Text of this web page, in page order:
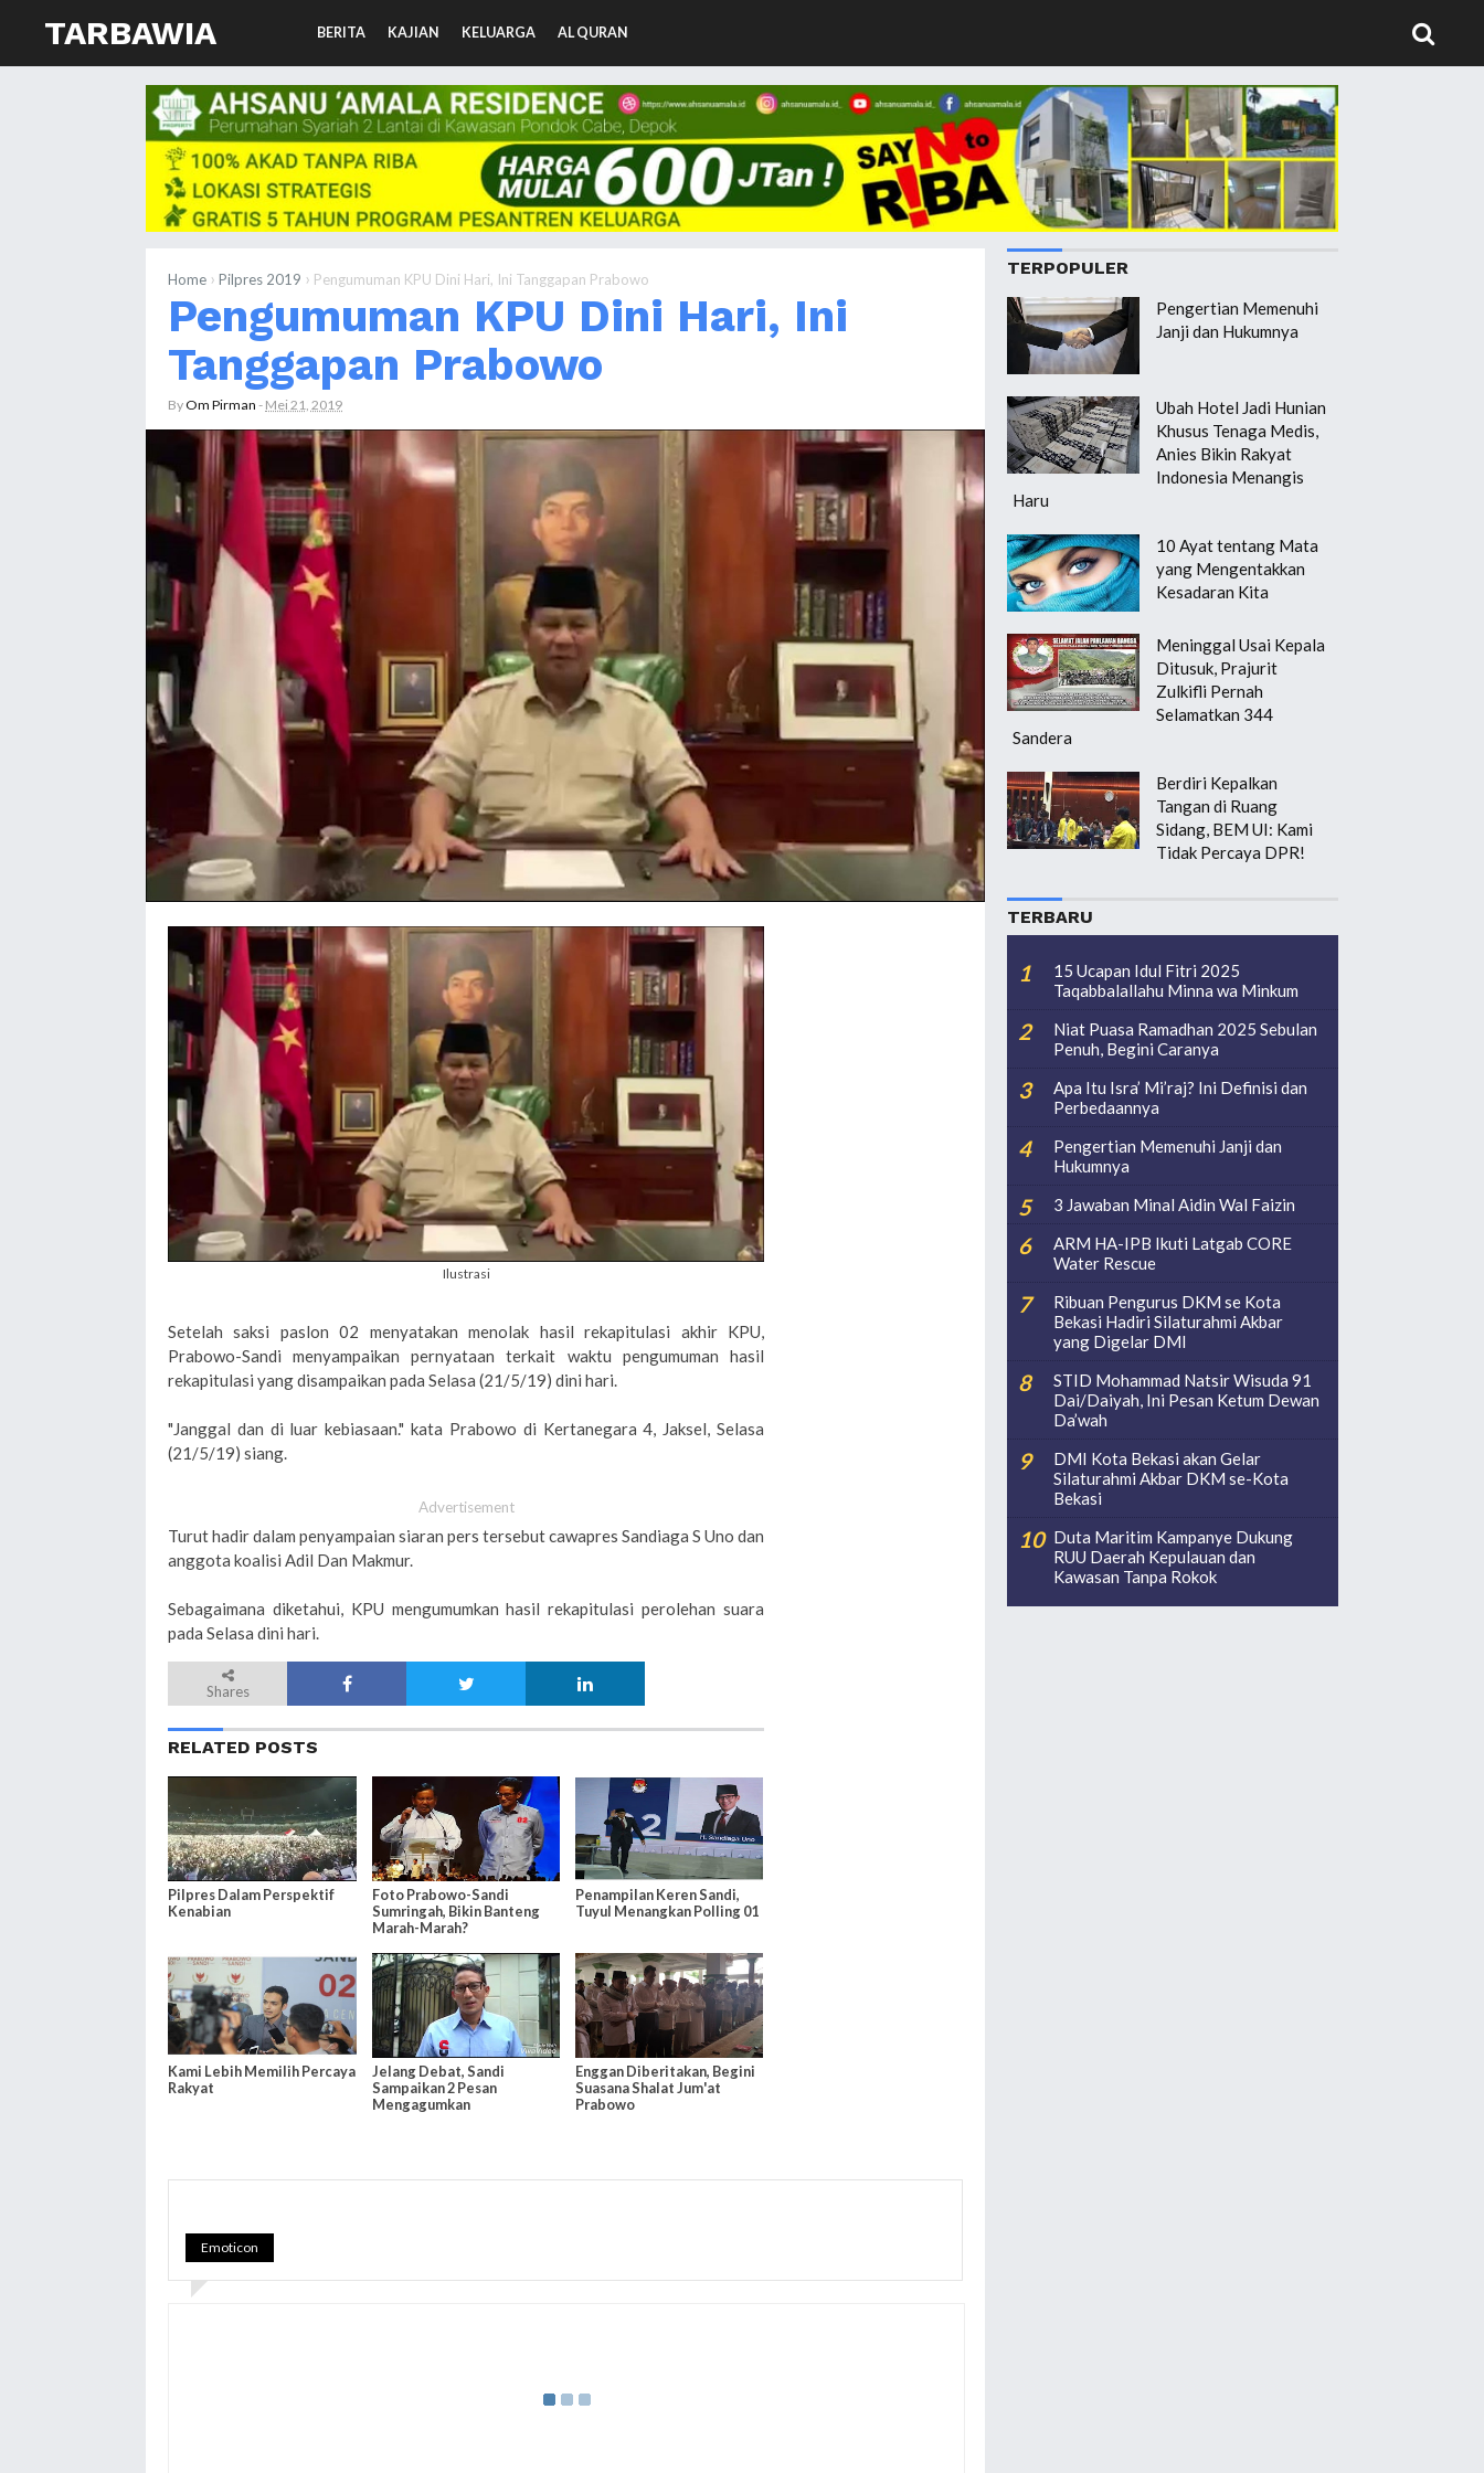
TARBAWIA BERITA KAJIAN KELUARGA AL QURAN
Home › Pilpres 2019 › Pengumuman KPU Dini Hari, Ini Tanggapan Prabowo
Pengumuman KPU Dini Hari, Ini
Tanggapan Prabowo
ByOm Pirman - Mei 21, 2019
Ilustrasi
Setelah saksi paslon 02 menyatakan menolak hasil rekapitulasi akhir KPU,
Prabowo-Sandi menyampaikan pernyataan terkait waktu pengumuman hasil
rekapitulasi yang disampaikan pada Selasa (21/5/19) dini hari.
"Janggal dan di luar kebiasaan." kata Prabowo di Kertanegara 4, Jaksel, Selasa
(21/5/19) siang.
Advertisement
Turut hadir dalam penyampaian siaran pers tersebut cawapres Sandiaga S Uno dan
anggota koalisi Adil Dan Makmur.
Sebagaimana diketahui, KPU mengumumkan hasil rekapitulasi perolehan suara
pada Selasa dini hari.
Shares
RELATED POSTS
Pilpres Dalam Perspektif
Kenabian
Foto Prabowo-Sandi
Sumringah, Bikin Banteng
Marah-Marah?
Penampilan Keren Sandi,
Tuyul Menangkan Polling 01
Kami Lebih Memilih Percaya
Rakyat
Jelang Debat, Sandi
Sampaikan 2 Pesan
Mengagumkan
Enggan Diberitakan, Begini
Suasana Shalat Jum'at
Prabowo
Emoticon
TERPOPULER
Pengertian Memenuhi
Janji dan Hukumnya
Ubah Hotel Jadi Hunian
Khusus Tenaga Medis,
Anies Bikin Rakyat
Indonesia Menangis
Haru
10 Ayat tentang Mata
yang Mengentakkan
Kesadaran Kita
Meninggal Usai Kepala
Ditusuk, Prajurit
Zulkifli Pernah
Selamatkan 344
Sandera
Berdiri Kepalkan
Tangan di Ruang
Sidang, BEM UI: Kami
Tidak Percaya DPR!
TERBARU
15 Ucapan Idul Fitri 2025
Taqabbalallahu Minna wa Minkum
Niat Puasa Ramadhan 2025 Sebulan
Penuh, Begini Caranya
Apa Itu Isra’ Mi’raj? Ini Definisi dan
Perbedaannya
Pengertian Memenuhi Janji dan
Hukumnya
3 Jawaban Minal Aidin Wal Faizin
ARM HA-IPB Ikuti Latgab CORE
Water Rescue
Ribuan Pengurus DKM se Kota
Bekasi Hadiri Silaturahmi Akbar
yang Digelar DMI
STID Mohammad Natsir Wisuda 91
Dai/Daiyah, Ini Pesan Ketum Dewan
Da’wah
DMI Kota Bekasi akan Gelar
Silaturahmi Akbar DKM se-Kota
Bekasi
Duta Maritim Kampanye Dukung
RUU Daerah Kepulauan dan
Kawasan Tanpa Rokok